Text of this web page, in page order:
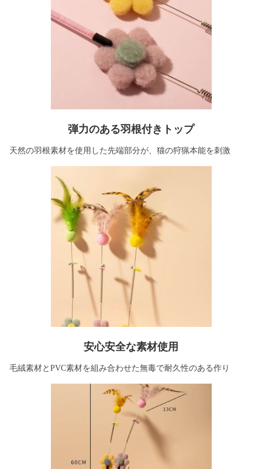
弾力のある羽根付きトップ
天然の羽根素材を使用した先端部分が、猫の狩猟本能を刺激
安心安全な素材使用
毛絨素材とPVC素材を組み合わせた無毒で耐久性のある作り